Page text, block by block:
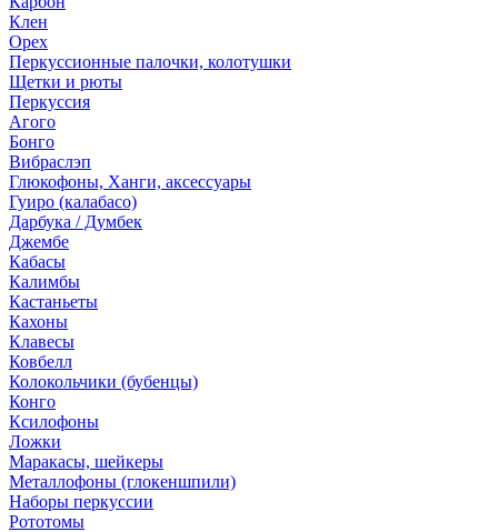
Клен
Орех
Перкуссионные палочки, колотушки
Щетки и рюты
Перкуссия
Агого
Бонго
Вибраслэп
Глюкофоны, Ханги, аксессуары
Гуиро (калабасо)
Дарбука / Думбек
Джембе
Кабасы
Калимбы
Кастаньеты
Кахоны
Клавесы
Ковбелл
Колокольчики (бубенцы)
Конго
Ксилофоны
Ложки
Маракасы, шейкеры
Металлофоны (глокеншпили)
Наборы перкуссии
Рототомы